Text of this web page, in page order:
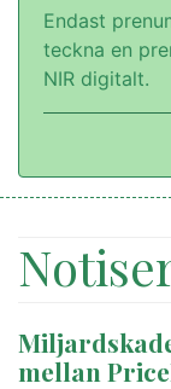
Endast
teckna en
NIR digitalt.
mellan